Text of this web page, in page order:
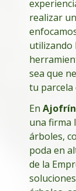
realizar
utilizando
sea que
tu parcela
En Ajofrín
una firma
árboles,
poda en
de la